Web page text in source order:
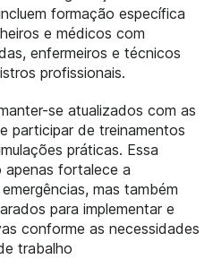
formação específica
e médicos com
enfermeiros e técnicos
profissionais.
se atualizados com as
participar de treinamentos
práticas. Essa
fortalece a
mas também
para implementar e
conforme as necessidades
trabalho